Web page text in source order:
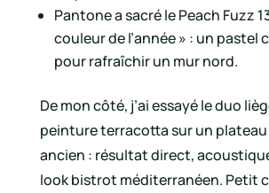
Pantone a sacré le Peach Fuzz
couleur de l’année » : un pastel
pour rafraîchir un mur nord.
De mon côté, j’ai essayé le duo
peinture terracotta sur un
ancien : résultat direct,
look bistrot méditerranéen. Petit